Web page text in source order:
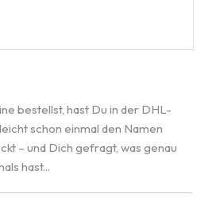
bestellst, hast Du in der DHL-
schon einmal den Namen
– und Dich gefragt, was genau
hast...